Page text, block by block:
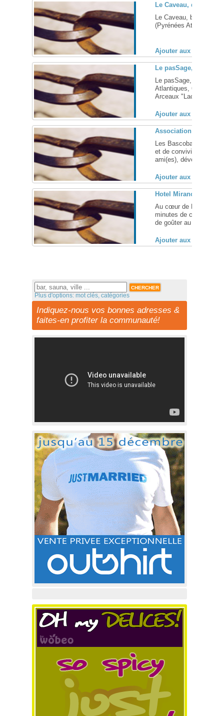
Le Caveau,
Le Caveau, bar
(Pyrénées Atlantiques,
Ajouter aux favoris
Le pasSage,
Le pasSage,
Atlantiques, 64), un
Arceaux "Lacombe" ... [
Ajouter aux favoris
Association Les
Les Bascobaroudeurs
et de convivialité entre
ami(es), développer
Ajouter aux favoris
Hotel Mirano,
Au cœur de Biarritz
minutes de ces
de goûter au calme du
Ajouter aux favoris
Plus d'options: mot clés, catégories
Indiquez-nous vos bonnes adresses &
faites-en profiter la communauté!